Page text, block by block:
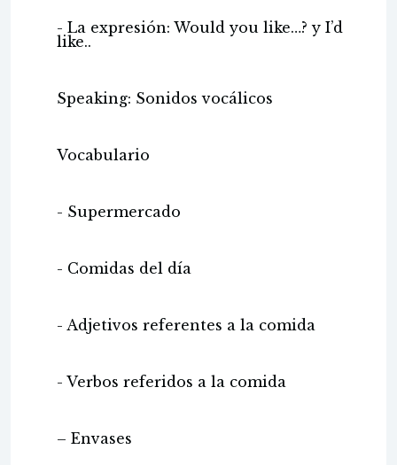
- La expresión: Would you like…? y I’d
like..
Speaking: Sonidos vocálicos
Vocabulario
- Supermercado
- Comidas del día
- Adjetivos referentes a la comida
- Verbos referidos a la comida
– Envases